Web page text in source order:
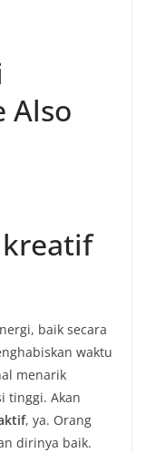
Also
baik secara
waktu
menarik
tinggi. Akan
, ya. Orang
dirinya baik.